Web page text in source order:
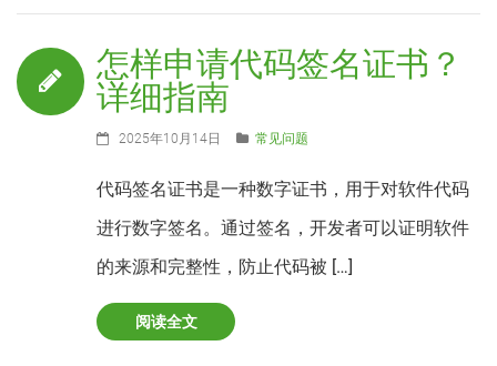
怎样申请代码签名证书？
详细指南
2025年10月14日 常见问题
代码签名证书是一种数字证书，用于对软件代码
进行数字签名。通过签名，开发者可以证明软件
的来源和完整性，防止代码被 […]
阅读全文